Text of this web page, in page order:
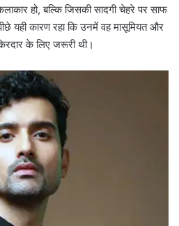
हो, बल्कि जिसकी सादगी चेहरे पर साफ
कारण रहा कि उनमें वह मासूमियत और
के लिए जरूरी थी।